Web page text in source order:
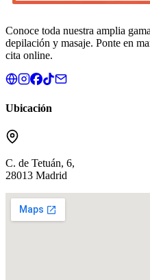
Conoce toda nuestra amplia
depilación y masaje. Ponte en
cita online.
Ubicación
C. de Tetuán, 6,
28013 Madrid